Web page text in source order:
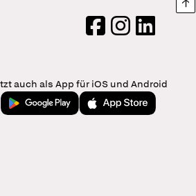
FacebookInstagram
LinkedIn
auch als App für iOS und Android
Jetzt bei Google PlayLaden im App Store